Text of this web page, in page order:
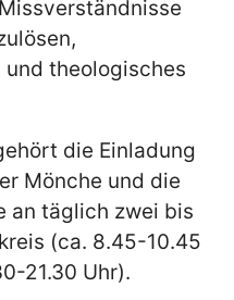
theologisches
die Einladung
Mönche und die
an täglich zwei bis
(ca. 8.45-10.45
21.30 Uhr).